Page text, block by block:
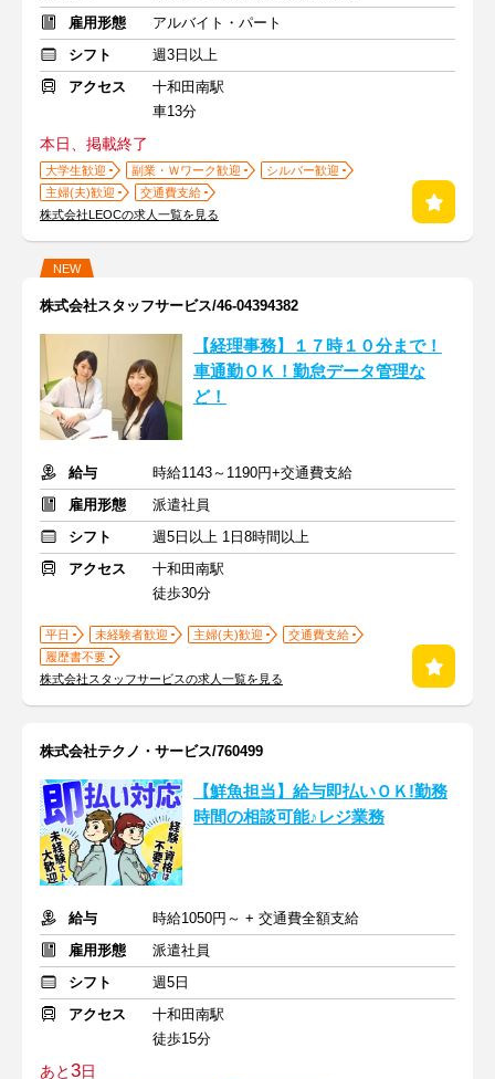
雇用形態
アルバイト・パート
シフト
週3日以上
アクセス
十和田南駅
車13分
本日、掲載終了
大学生歓迎 副業・Ｗワーク歓迎
シルバー歓迎
主婦(夫)歓迎
交通費支給
株式会社LEOCの求人一覧を見る
NEW
株式会社スタッフサービス/46-04394382
【経理事務】１７時１０分まで！
車通勤ＯＫ！勤怠データ管理な
ど！
給与
時給1143～1190円+交通費支給
雇用形態
派遣社員
シフト
週5日以上 1日8時間以上
アクセス
十和田南駅
徒歩30分
平日 未経験者歓迎 主婦(夫)歓迎
交通費支給
履歴書不要
株式会社スタッフサービスの求人一覧を見る
株式会社テクノ・サービス/760499
【鮮魚担当】給与即払いＯＫ!勤務
時間の相談可能♪レジ業務
給与
時給1050円～ + 交通費全額支給
雇用形態
派遣社員
シフト
週5日
アクセス
十和田南駅
徒歩15分
あと3日